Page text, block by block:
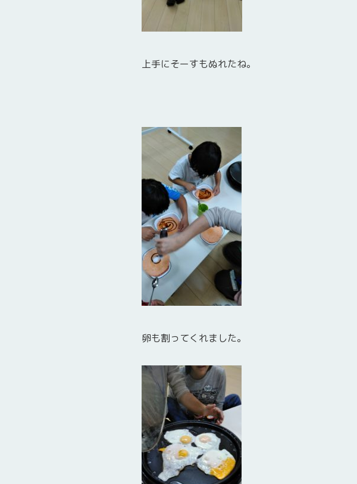
上手にそーすもぬれたね。
卵も割ってくれました。